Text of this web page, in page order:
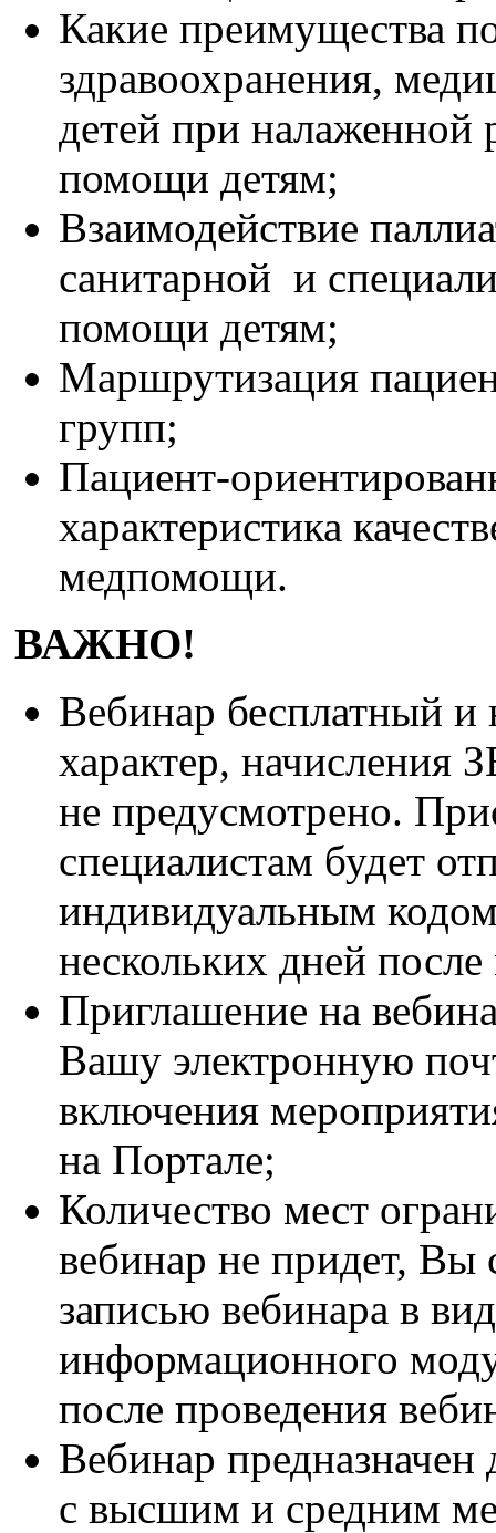
Какие преимущества
здравоохранения,
детей при налаженной
помощи детям;
Взаимодействие
санитарной и
помощи детям;
Маршрутизация
групп;
Пациент-
характеристика
медпомощи.
ВАЖНО!
Вебинар бесплатный
характер, начисления
не предусмотрено.
специалистам будет
индивидуальным
нескольких дней
Приглашение на
Вашу электронную
включения
на Портале;
Количество мест
вебинар не придет, Вы
записью вебинара в
информационного
после проведения
Вебинар предназначен
с высшим и средним